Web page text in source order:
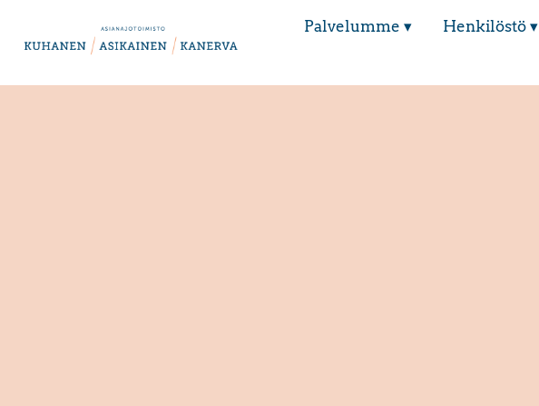
Palvelumme ▾ Henkilöstö ▾